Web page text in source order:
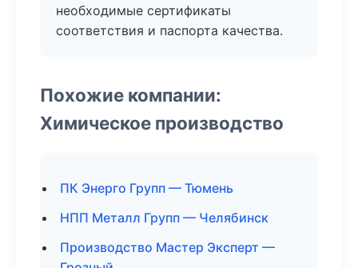
необходимые сертификаты
соответствия и паспорта качества.
Похожие компании:
Химическое производство
ПК Энерго Групп — Тюмень
НПП Металл Групп — Челябинск
Производство Мастер Эксперт —